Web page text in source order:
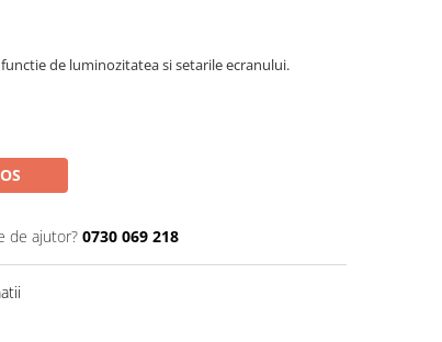
de luminozitatea si setarile ecranului.
de ajutor? 0730 069 218